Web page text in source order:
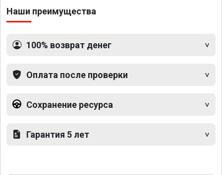
Наши преимущества
100% возврат денег
Оплата после проверки
Сохранение ресурса
Гарантия 5 лет